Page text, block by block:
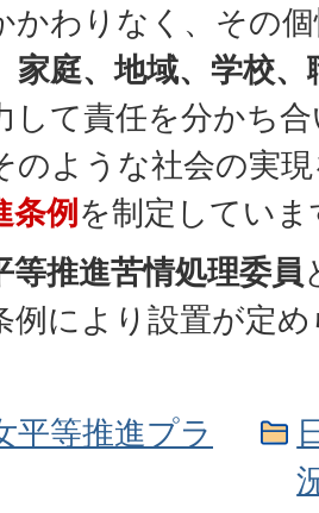
かわりなく、その
家庭、地域、学校、
して責任を分かち
のような社会の実
条例 を制定していま
等推進苦情処理委員
例により設置が定
平等推進プラ